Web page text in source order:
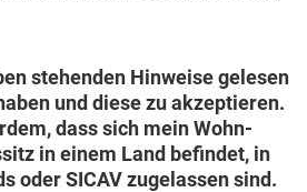
stehenden Hinweise gelesen
und diese zu akzeptieren.
dass sich mein Wohn-
in einem Land befindet, in
oder SICAV zugelassen sind.